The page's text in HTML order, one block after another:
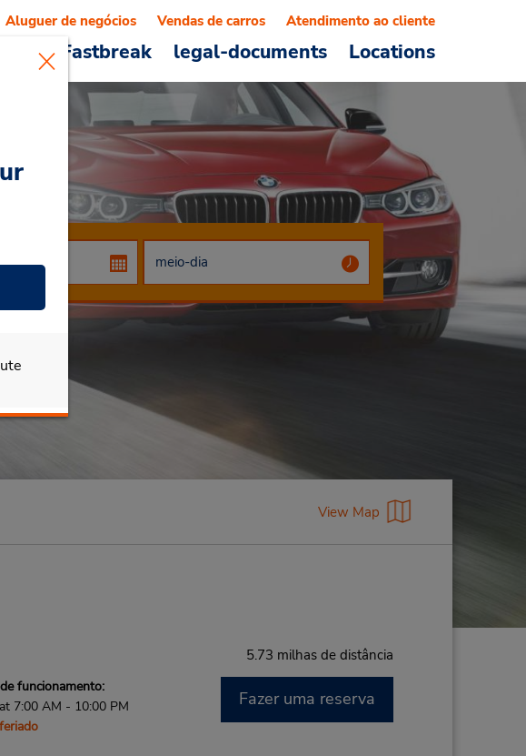
Fastbreak legal-documents Locations
Aluguer de negócios Vendas de carros Atendimento ao cliente
View Map
5.73 milhas de distância
funcionamento:
7:00 AM - 10:00 PM
Fazer uma reserva